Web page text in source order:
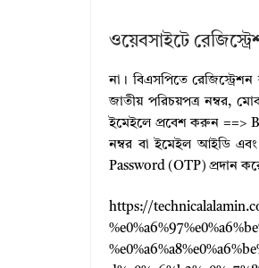
ওয়েবসাইটে
না। বিএসপিতে
জাতীয় পরিচয়পত্র নম্বর,
ইমেইলে প্রবেশ করুন ==>
নম্বর বা ইমেইল আইডি
Password (OTP) প্রদান
https://